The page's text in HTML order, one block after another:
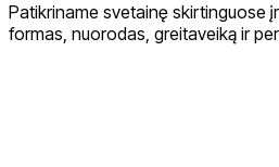
Patikriname svetainę skirtinguose
formas, nuorodas, greitaveiką ir